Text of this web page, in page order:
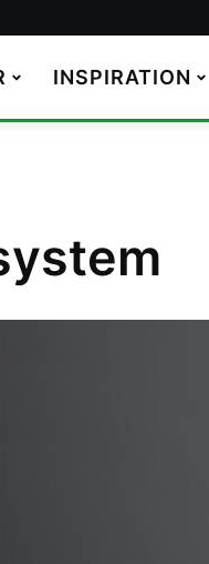
INSPIRATION